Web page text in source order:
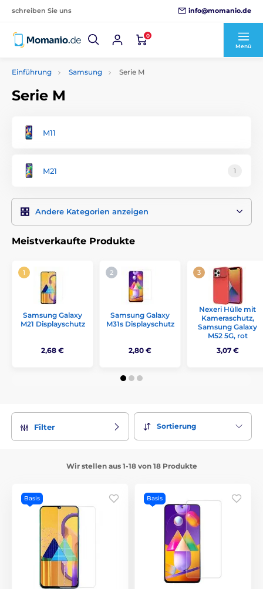
schreiben Sie uns info@momanio.de
0
Menü
Einführung Samsung Serie M
Serie M
M11
M21 1
Andere Kategorien anzeigen
Meistverkaufte Produkte
Samsung Galaxy
M21 Displayschutz
2,68 €
Samsung Galaxy
M31s Displayschutz
2,80 €
Nexeri Hülle mit
Kameraschutz,
Samsung Galaxy
M52 5G, rot
3,07 €
Filter Sortierung
Wir stellen aus 1-18 von 18 Produkte
Basis Basis